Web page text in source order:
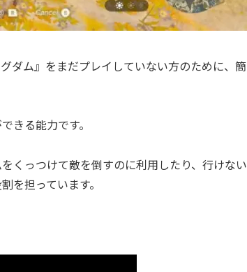
ダム』をまだプレイしていない方のために、簡
きる能力です。
くっつけて敵を倒すのに利用したり、行けない
を担っています。